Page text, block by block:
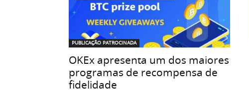
PUBLICAÇÃO PATROCINADA
OKEx apresenta um dos maiores
programas de recompensa de
fidelidade